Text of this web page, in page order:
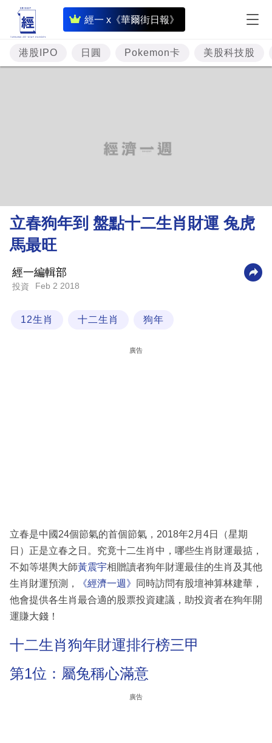
經一 x《華爾街日報》
即
時
財
經
理
財
科
區
港股IPO 日圓 Pokemon卡 美股科技股
立春狗年到 盤點十二生肖財運 兔虎
馬最旺
經一編輯部
投資 Feb 2 2018
12生肖 十二生肖 狗年
廣告
立春是中國24個節氣的首個節氣，2018年2月4日（星期
日）正是立春之日。究竟十二生肖中，哪些生肖財運最掂，
不如等堪輿大師黃震宇相贈讀者狗年財運最佳的生肖及其他
生肖財運預測，
《經濟一週》
同時訪問有股壇神算林建華，
他會提供各生肖最合適的股票投資建議，助投資者在狗年開
運賺大錢！
十二生肖狗年財運排行榜三甲
第1位：屬兔稱心滿意
廣告